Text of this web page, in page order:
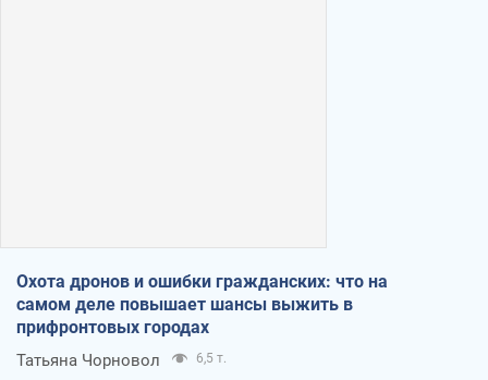
Охота дронов и ошибки гражданских: что на
самом деле повышает шансы выжить в
прифронтовых городах
Татьяна Чорновол 6,5 т.